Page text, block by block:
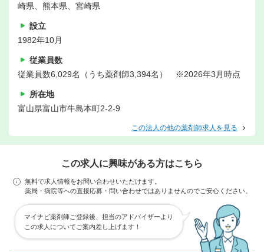
崎県、熊本県、宮崎県
設立
1982年10月
従業員数
従業員数6,029名（うち薬剤師3,394名） ※2026年3月時点
所在地
富山県富山市牛島本町2-2-9
この法人の他の薬剤師求人を見る
この求人に興味がある方はこちら
無料で求人情報をお問い合わせいただけます。
薬局・病院等への直接応募・問い合わせではありませんのでご安心ください。
マイナビ薬剤師ご登録後、担当のアドバイザーより
この求人についてご案内差し上げます！